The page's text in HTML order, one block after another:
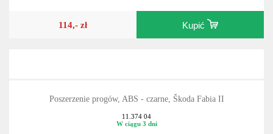
114,- zł Kupić
Poszerzenie progów, ABS - czarne, Škoda Fabia II
11.374 04
W ciągu 3 dni